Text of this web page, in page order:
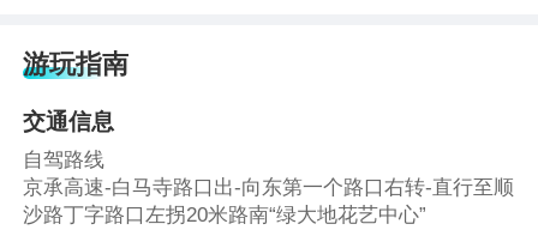
游玩指南
交通信息
自驾路线
京承高速-白马寺路口出-向东第一个路口右转-直行至顺
沙路丁字路口左拐20米路南“绿大地花艺中心”